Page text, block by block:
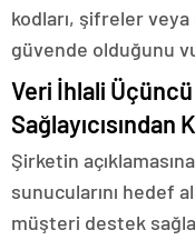
kodları, şifreler
güvende olduğunu
Veri İhlali
Sağlayıcısından
Şirketin
sunucularını hedef
müşteri destek